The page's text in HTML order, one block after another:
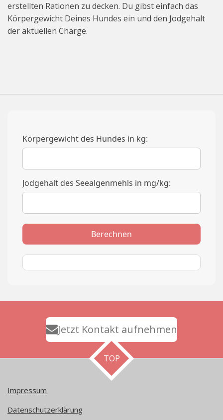
erstellten Rationen zu decken. Du gibst einfach das
Körpergewicht Deines Hundes ein und den Jodgehalt
der aktuellen Charge.
Körpergewicht des Hundes in kg:
Jodgehalt des Seealgenmehls in mg/kg:
Berechnen
Jetzt Kontakt aufnehmen
TOP
Impressum
Datenschutzerklärung